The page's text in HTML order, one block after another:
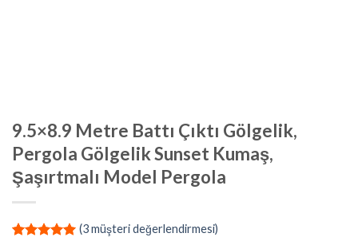
9.5×8.9 Metre Battı Çıktı Gölgelik,
Pergola Gölgelik Sunset Kumaş,
Şaşırtmalı Model Pergola
(3müşteri değerlendirmesi)